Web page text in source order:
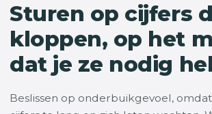
Sturen op cijfers
kloppen, op het
dat je ze nodig
Beslissen op onderbuikgevoel,